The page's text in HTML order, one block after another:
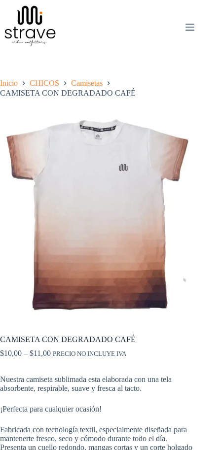
contenido
Inicio CHICOS
Camisetas
CAMISETA CON DEGRADADO CAFÉ
CAMISETA CON DEGRADADO CAFÉ
$10,00 – $11,00 PRECIO NO INCLUYE IVA
Nuestra camiseta sublimada esta elaborada con una tela
absorbente, respirable, suave y fresca al tacto.
¡Perfecta para cualquier ocasión!
Fabricada con tecnología textil, especialmente diseñada para
mantenerte fresco, seco y cómodo durante todo el día.
Presenta un cuello redondo, mangas cortas y un corte holgado